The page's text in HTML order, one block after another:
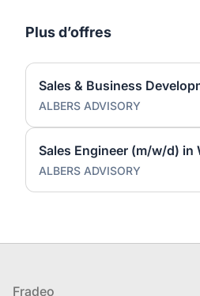
Plus d’offres
ALBERS ADVISORY
Sales Engineer (m/w/d) in
ALBERS ADVISORY
Pied de page
Fradeo